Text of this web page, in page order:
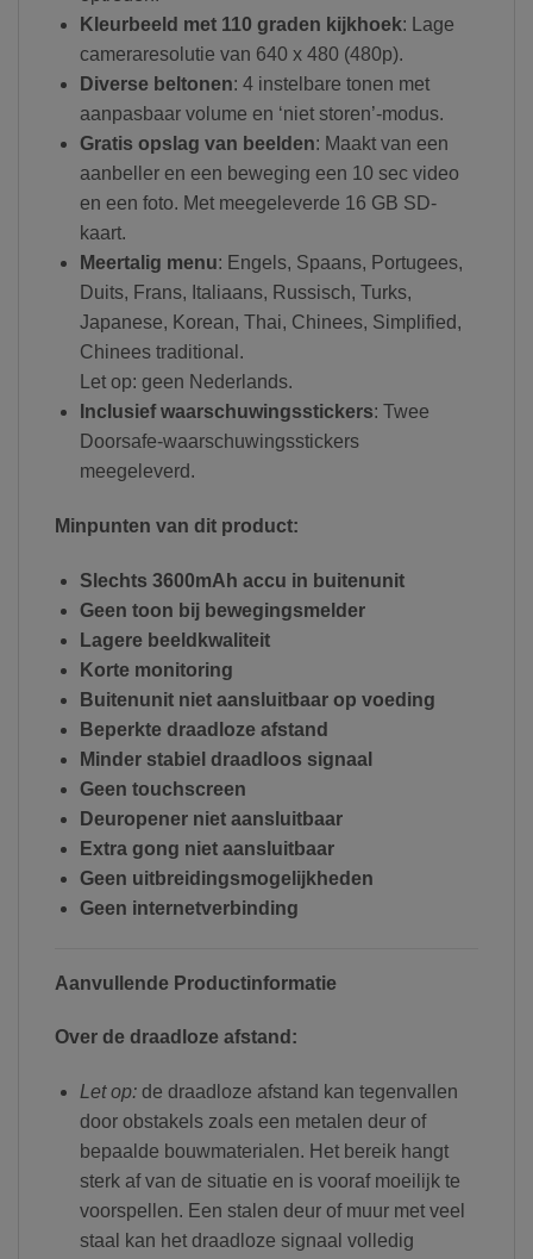
Kleurbeeld met 110 graden kijkhoek: Lage
cameraresolutie van 640 x 480 (480p).
Diverse beltonen: 4 instelbare tonen met
aanpasbaar volume en ‘niet storen’-modus.
Gratis opslag van beelden: Maakt van een
aanbeller en een beweging een 10 sec video
en een foto. Met meegeleverde 16 GB SD-
kaart.
Meertalig menu: Engels, Spaans, Portugees,
Duits, Frans, Italiaans, Russisch, Turks,
Japanese, Korean, Thai, Chinees, Simplified,
Chinees traditional.
Let op: geen Nederlands.
Inclusief waarschuwingsstickers: Twee
Doorsafe-waarschuwingsstickers
meegeleverd.
Minpunten van dit product:
Slechts 3600mAh accu in buitenunit
Geen toon bij bewegingsmelder
Lagere beeldkwaliteit
Korte monitoring
Buitenunit niet aansluitbaar op voeding
Beperkte draadloze afstand
Minder stabiel draadloos signaal
Geen touchscreen
Deuropener niet aansluitbaar
Extra gong niet aansluitbaar
Geen uitbreidingsmogelijkheden
Geen internetverbinding
Aanvullende Productinformatie
Over de draadloze afstand:
Let op:de draadloze afstand kan tegenvallen
door obstakels zoals een metalen deur of
bepaalde bouwmaterialen. Het bereik hangt
sterk af van de situatie en is vooraf moeilijk te
voorspellen. Een stalen deur of muur met veel
staal kan het draadloze signaal volledig